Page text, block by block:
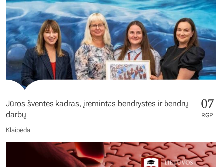
Jūros šventės kadras, įrėmintas bendrystės ir bendrų
darbų
07
RGP
Klaipėda